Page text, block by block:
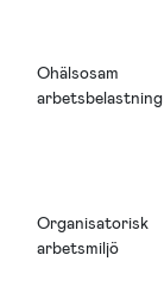
Ohälsosam
arbetsbelastning
Organisatorisk
arbetsmiljö